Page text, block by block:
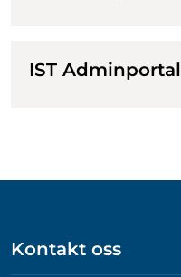
IST Adminportal
Kontakt oss